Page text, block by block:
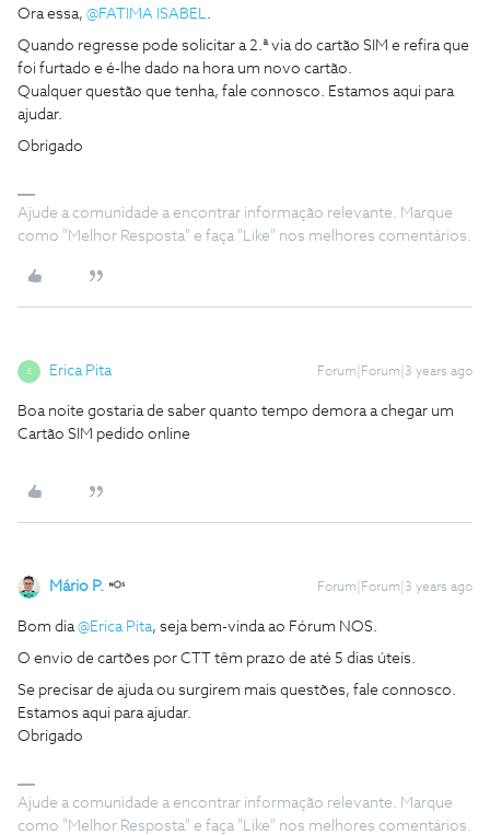
Ora essa, @FATIMA ISABEL.
Quando regresse pode solicitar a 2.ª via do cartão SIM e refira que
foi furtado e é-lhe dado na hora um novo cartão.
Qualquer questão que tenha, fale connosco. Estamos aqui para
ajudar.
Obrigado
Ajude a comunidade a encontrar informação relevante. Marque
como "Melhor Resposta" e faça "Like" nos melhores comentários.
E Erica Pita Forum|Forum|3 years ago
Boa noite gostaria de saber quanto tempo demora a chegar um
Cartão SIM pedido online
Mário P. Forum|Forum|3 years ago
Bom dia@Erica Pita, seja bem-vinda ao Fórum NOS.
O envio de cartões por CTT têm prazo de até 5 dias úteis.
Se precisar de ajuda ou surgirem mais questões, fale connosco.
Estamos aqui para ajudar.
Obrigado
Ajude a comunidade a encontrar informação relevante. Marque
como "Melhor Resposta" e faça "Like" nos melhores comentários.